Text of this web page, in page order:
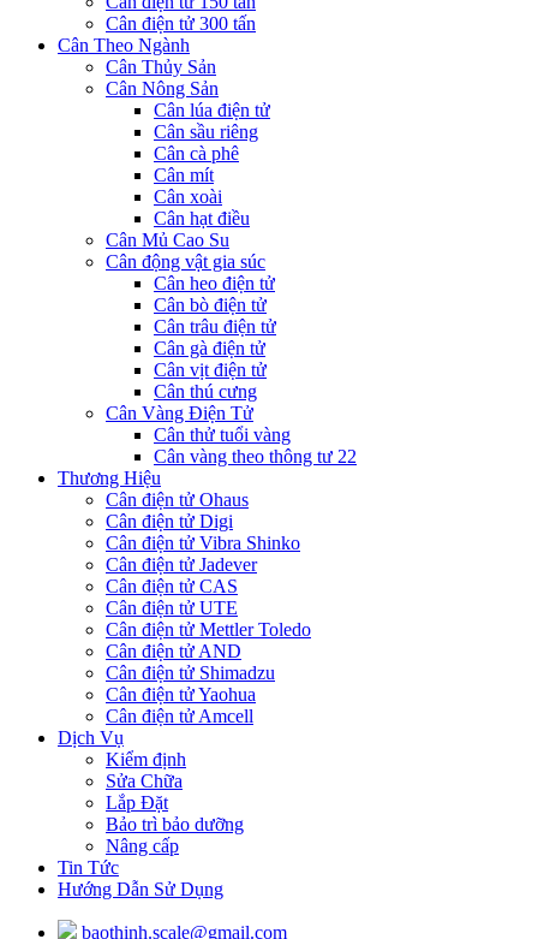
Cân điện tử 300 tấn
Cân Theo Ngành
Cân Thủy Sản
Cân Nông Sản
Cân lúa điện tử
Cân sầu riêng
Cân cà phê
Cân mít
Cân xoài
Cân hạt điều
Cân Mủ Cao Su
Cân động vật gia súc
Cân heo điện tử
Cân bò điện tử
Cân trâu điện tử
Cân gà điện tử
Cân vịt điện tử
Cân thú cưng
Cân Vàng Điện Tử
Cân thử tuổi vàng
Cân vàng theo thông tư 22
Thương Hiệu
Cân điện tử Ohaus
Cân điện tử Digi
Cân điện tử Vibra Shinko
Cân điện tử Jadever
Cân điện tử CAS
Cân điện tử UTE
Cân điện tử Mettler Toledo
Cân điện tử AND
Cân điện tử Shimadzu
Cân điện tử Yaohua
Cân điện tử Amcell
Dịch Vụ
Kiểm định
Sửa Chữa
Lắp Đặt
Bảo trì bảo dưỡng
Nâng cấp
Tin Tức
Hướng Dẫn Sử Dụng
baothinh.scale@gmail.com